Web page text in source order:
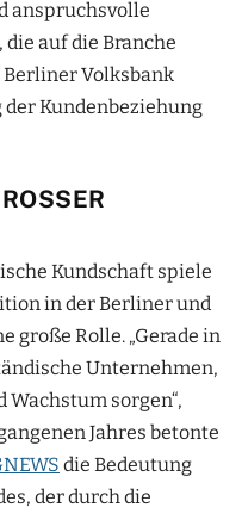
anspruchsvolle
auf die Branche
Berliner Volksbank
Kundenbeziehung
B
Kundschaft spiele
in der Berliner und
große Rolle. „Gerade in
Unternehmen,
sorgen“,
Jahres betonte
die Bedeutung
der durch die